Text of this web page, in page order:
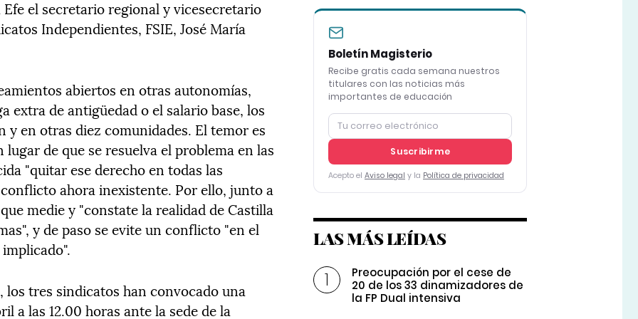
el secretario regional y vicesecretario
Independientes, FSIE, José María
abiertos en otras autonomías,
extra de antigüedad o el salario base, los
y en otras diez comunidades. El temor es
de que se resuelva el problema en las
"quitar ese derecho en todas las
ahora inexistente. Por ello, junto a
medie y "constate la realidad de Castilla
y de paso se evite un conflicto "en el
tres sindicatos han convocado una
a las 12.00 horas ante la sede de la
Boletín Magisterio
Recibe gratis cada semana nuestros
titulares con las noticias más
importantes de educación
Suscribirme
Acepto el Aviso legal y la Política de privacidad
LAS MÁS LEÍDAS
Preocupación por el cese de
20 de los 33 dinamizadores de
la FP Dual intensiva